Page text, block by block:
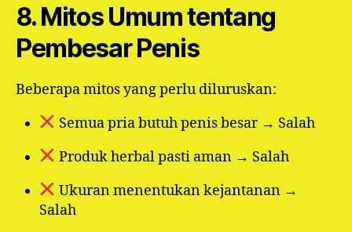
8. Mitos Umum tentang
Pembesar Penis
Beberapa mitos yang perlu diluruskan:
Semua pria butuh penis besar → Salah
Produk herbal pasti aman → Salah
Ukuran menentukan kejantanan →
Salah